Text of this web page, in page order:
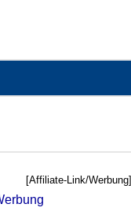
[Affiliate-Link/Werbung]